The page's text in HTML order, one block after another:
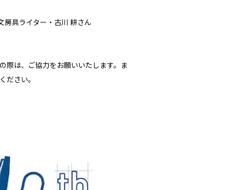
具ライター・古川 耕さん
際は、ご協力をお願いいたします。ま
ださい。